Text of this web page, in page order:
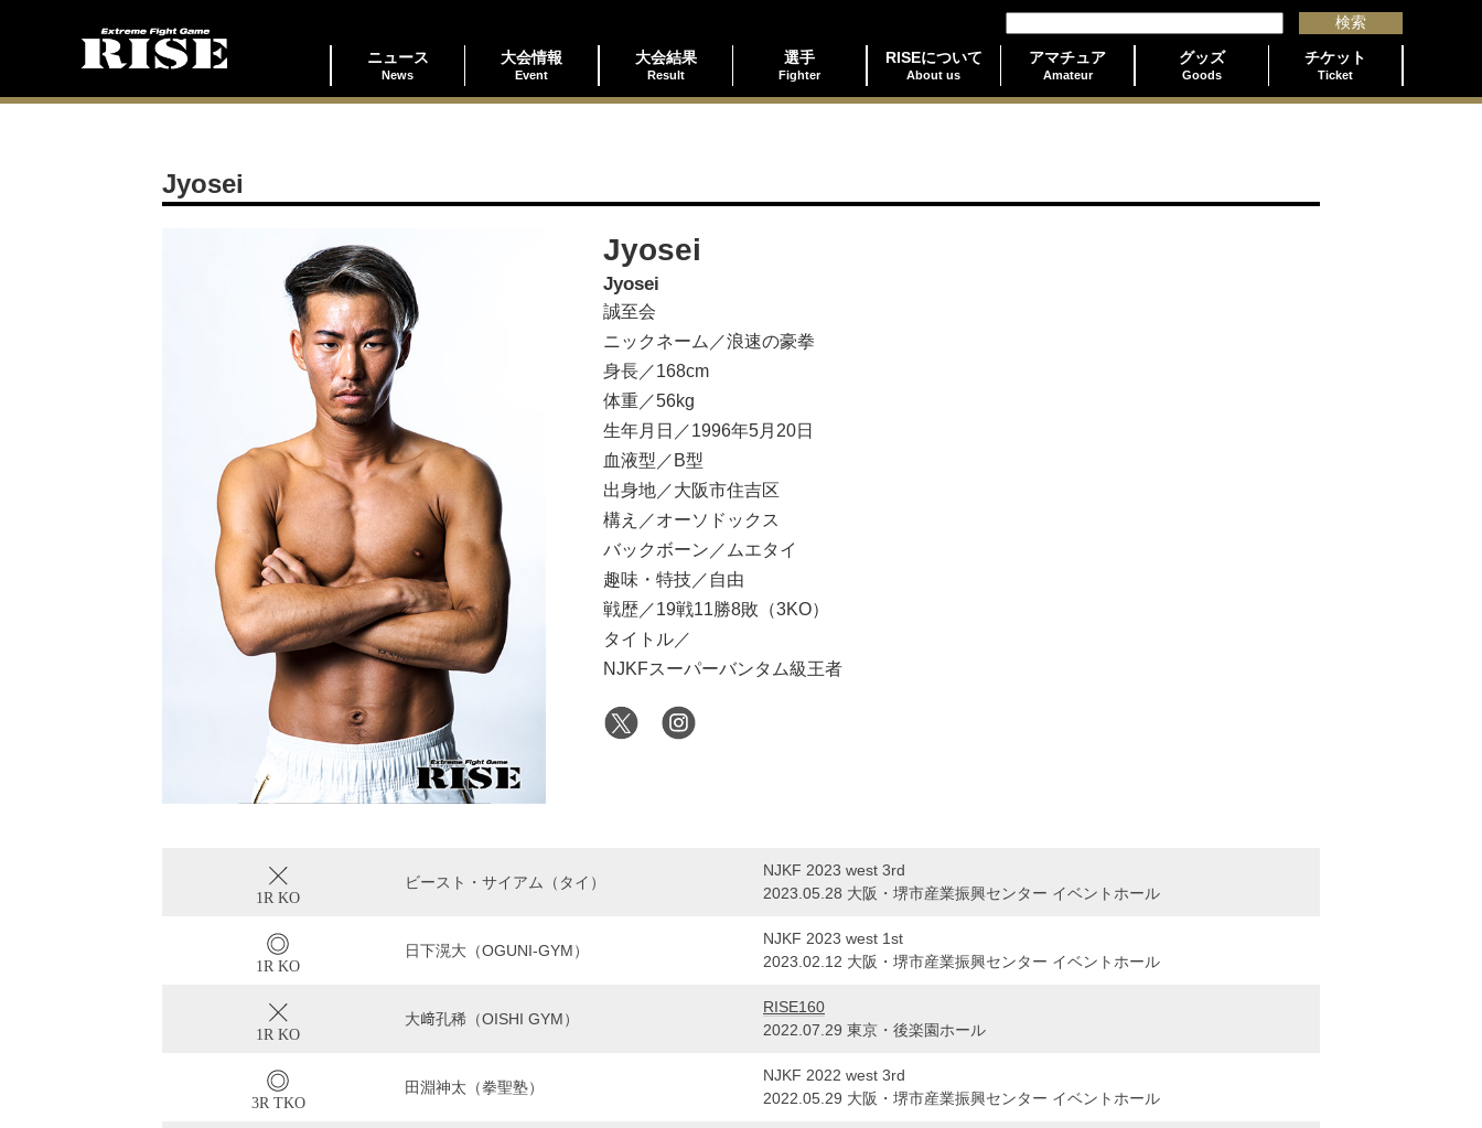
ニュース
News
大会情報
Event
大会結果
Result
選手
Fighter
RISEについて
About us
アマチュア
Amateur
グッズ
Goods
チケット
Ticket
Jyosei
Jyosei
Jyosei
誠至会
ニックネーム／浪速の豪拳
身長／168cm
体重／56kg
生年月日／1996年5月20日
血液型／B型
出身地／大阪市住吉区
構え／オーソドックス
バックボーン／ムエタイ
趣味・特技／自由
戦歴／19戦11勝8敗（3KO）
タイトル／
NJKFスーパーバンタム級王者
1R KO
ビースト・サイアム（タイ）
NJKF 2023 west 3rd
2023.05.28 大阪・堺市産業振興センター イベントホール
1R KO
日下滉大（OGUNI-GYM）
NJKF 2023 west 1st
2023.02.12 大阪・堺市産業振興センター イベントホール
1R KO
大﨑孔稀（OISHI GYM）
RISE160
2022.07.29 東京・後楽園ホール
3R TKO
田淵神太（拳聖塾）
NJKF 2022 west 3rd
2022.05.29 大阪・堺市産業振興センター イベントホール